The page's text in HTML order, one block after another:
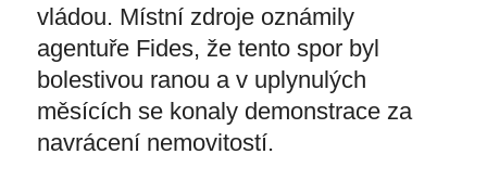
vládou. Místní zdroje oznámily
agentuře Fides, že tento spor byl
bolestivou ranou a v uplynulých
měsících se konaly demonstrace za
navrácení nemovitostí.